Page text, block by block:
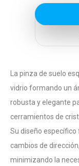
La pinza de suelo
vidrio formando un
robusta y elegante
cerramientos de
Su diseño
cambios de
minimizando la